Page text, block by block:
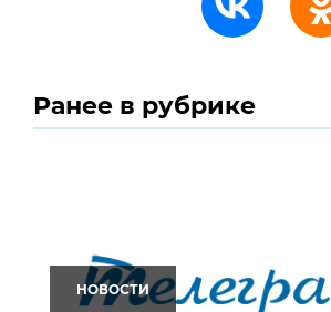
Ранее в рубрике
НОВОСТИ